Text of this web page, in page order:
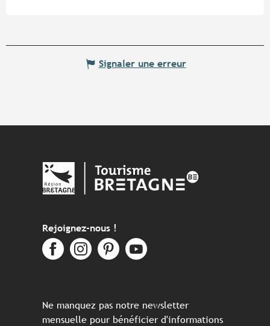
Signaler une erreur
Rejoignez-nous !
Ne manquez pas notre newsletter
mensuelle pour bénéficier d'informations